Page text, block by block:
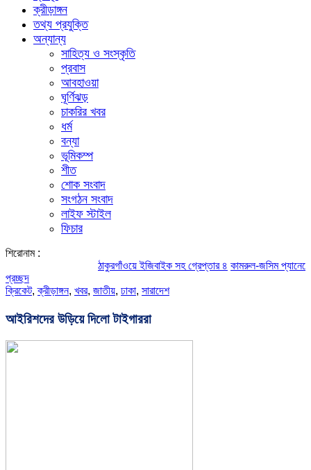
ক্রীড়াঙ্গন
তথ্য প্রযুক্তি
অন্যান্য
সাহিত্য ও সংস্কৃতি
প্রবাস
আবহাওয়া
ঘূর্ণিঝড়
চাকরির খবর
ধর্ম
বন্যা
ভূমিকম্প
শীত
শোক সংবাদ
সংগঠন সংবাদ
লাইফ স্টাইল
ফিচার
শিরোনাম :
ঠাকুরগাঁওয়ে ইজিবাইক সহ গ্রেপ্তার ৪ কামরুল-জসিম প্যানেলের
প্রচ্ছদ
ক্রিকেট,ক্রীড়াঙ্গন, খবর, জাতীয়, ঢাকা, সারাদেশ
আইরিশদের উড়িয়ে দিলো টাইগাররা